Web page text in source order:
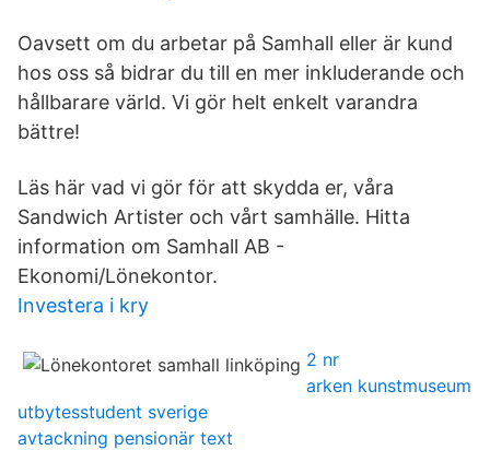
Oavsett om du arbetar på Samhall eller är kund
hos oss så bidrar du till en mer inkluderande och
hållbarare värld. Vi gör helt enkelt varandra
bättre!
Läs här vad vi gör för att skydda er, våra
Sandwich Artister och vårt samhälle. Hitta
information om Samhall AB -
Ekonomi/Lönekontor.
Investera i kry
2 nr
arken kunstmuseum
utbytesstudent sverige
avtackning pensionär text